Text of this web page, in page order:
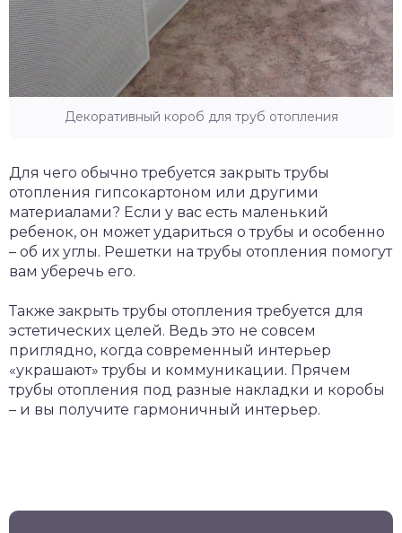
Декоративный короб для труб отопления
Для чего обычно требуется закрыть трубы
отопления гипсокартоном или другими
материалами? Если у вас есть маленький
ребенок, он может удариться о трубы и особенно
– об их углы. Решетки на трубы отопления помогут
вам уберечь его.
Также закрыть трубы отопления требуется для
эстетических целей. Ведь это не совсем
приглядно, когда современный интерьер
«украшают» трубы и коммуникации. Прячем
трубы отопления под разные накладки и коробы
– и вы получите гармоничный интерьер.